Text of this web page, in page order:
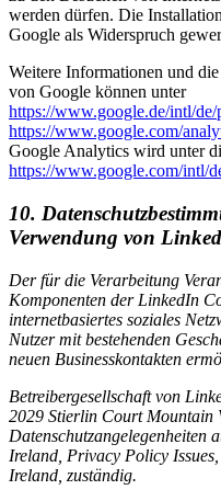
werden dürfen. Die
Google als Widerspruch
Weitere Informationen und
von Google können unter
https://www.google.de/intl/
https://www.google.com/
Google Analytics wird unter
https://www.google.com/intl/
10.
Verwendung von
Der für die Verarbeitung
Komponenten der LinkedIn
internetbasiertes soziales
Nutzer mit bestehenden
neuen Businesskontakten
Betreibergesellschaft von
2029 Stierlin Court Mountain
Datenschutzangelegenheiten
Ireland, Privacy Policy
Ireland, zuständig.